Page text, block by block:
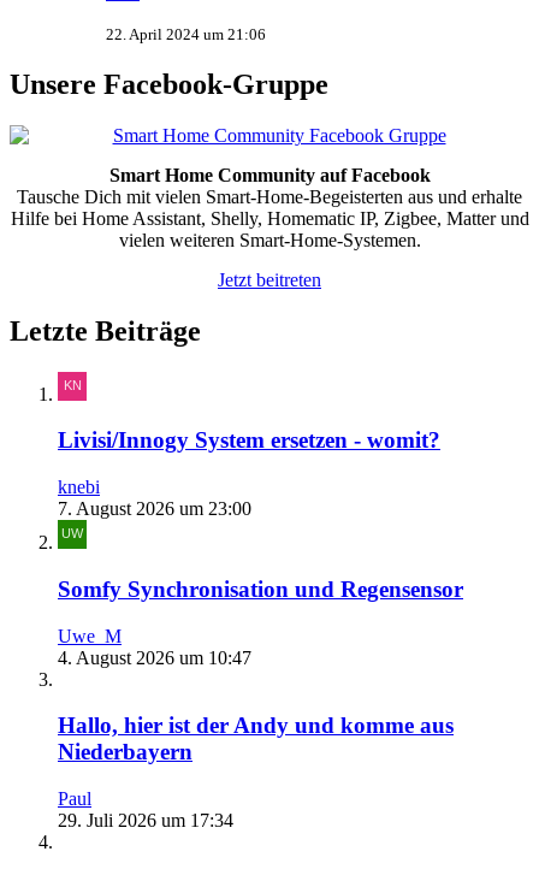
22. April 2024 um 21:06
Unsere Facebook-Gruppe
Smart Home Community auf Facebook
Tausche Dich mit vielen Smart-Home-Begeisterten aus und erhalte
Hilfe bei Home Assistant, Shelly, Homematic IP, Zigbee, Matter und
vielen weiteren Smart-Home-Systemen.
Jetzt beitreten
Letzte Beiträge
Livisi/Innogy System ersetzen - womit?
knebi
7. August 2026 um 23:00
Somfy Synchronisation und Regensensor
Uwe_M
4. August 2026 um 10:47
Hallo, hier ist der Andy und komme aus
Niederbayern
Paul
29. Juli 2026 um 17:34